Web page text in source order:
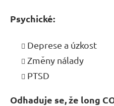
Psychické:
Deprese a úzkost
Změny nálady
PTSD
Odhaduje se, že long